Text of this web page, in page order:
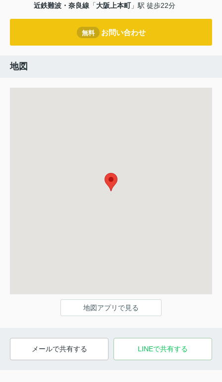
近鉄難波・奈良線 「大阪上本町」駅 徒歩22分
無料 お問い合わせ
地図
地図アプリで見る
メールで共有する LINEで共有する